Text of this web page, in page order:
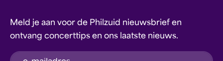
Meld je aan voor de Philzuid nieuwsbrief en
ontvang concerttips en ons laatste nieuws.